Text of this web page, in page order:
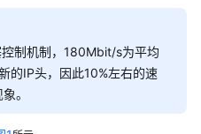
制机制，180Mbit/s为平均
的IP头，因此10%左右的速
。